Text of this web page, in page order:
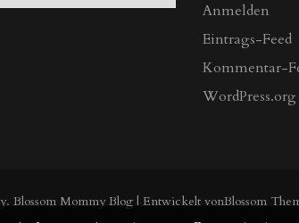
Anmelden
Eintrags-Feed
Kommentar-
WordPress.org
. Blossom Mommy Blog | Entwickelt vonBlossom